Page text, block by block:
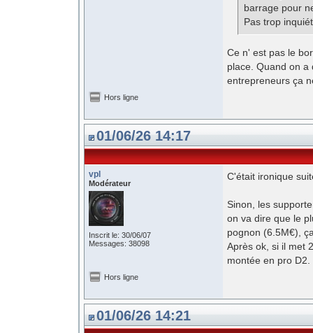
barrage pour
Pas trop
Ce n' est pas le
place. Quand on a
entrepreneurs ça
Hors ligne
01/06/26 14:17
vpl
Modérateur
Inscrit le: 30/06/07
Messages: 38098
C'était ironique
Sinon, les
on va dire que le
pognon (6.5M€),
Après ok, si il met
montée en pro D2.
Hors ligne
01/06/26 14:21